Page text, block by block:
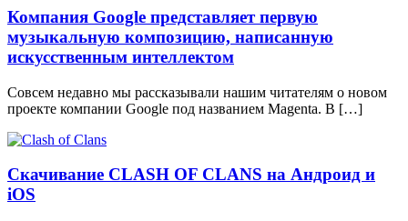
Компания Google представляет первую
музыкальную композицию, написанную
искусственным интеллектом
Совсем недавно мы рассказывали нашим читателям о новом
проекте компании Google под названием Magenta. В […]
Скачивание CLASH OF CLANS на Андроид и
iOS